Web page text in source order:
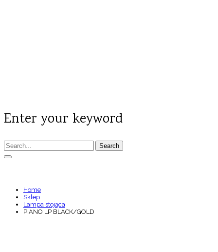
Enter your keyword
Search
Home
Sklep
Lampa stojąca
PIANO LP BLACK/GOLD